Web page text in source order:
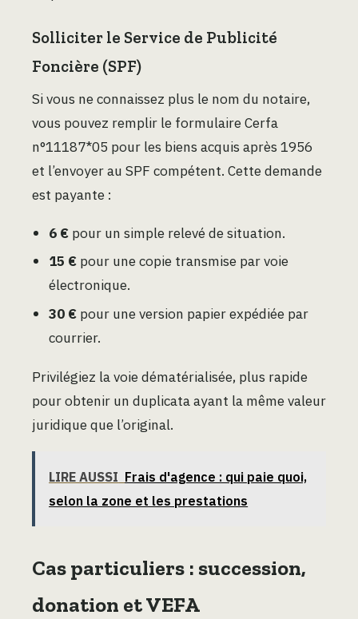
Solliciter le Service de Publicité
Foncière (SPF)
Si vous ne connaissez plus le nom du notaire,
vous pouvez remplir le formulaire Cerfa
n°11187*05 pour les biens acquis après 1956
et l’envoyer au SPF compétent. Cette demande
est payante :
6 €pour un simple relevé de situation.
15 €pour une copie transmise par voie
électronique.
30 €pour une version papier expédiée par
courrier.
Privilégiez la voie dématérialisée, plus rapide
pour obtenir un duplicata ayant la même valeur
juridique que l’original.
LIRE AUSSI Frais d'agence : qui paie quoi,
selon la zone et les prestations
Cas particuliers : succession,
donation et VEFA